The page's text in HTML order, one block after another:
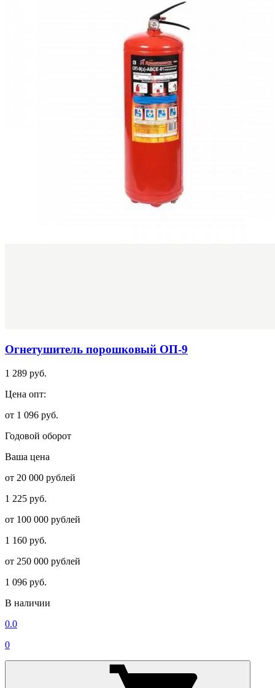
Огнетушитель порошковый ОП-9
1 289 руб.
Цена опт:
от 1 096 руб.
Годовой оборот
Ваша цена
от 20 000 рублей
1 225 руб.
от 100 000 рублей
1 160 руб.
от 250 000 рублей
1 096 руб.
В наличии
0.0
0